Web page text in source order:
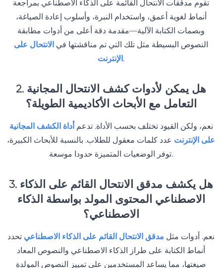
تقوم مدققات الانتحال القائمة على الذكاء الاصطناعي بمراجعة
أنماط لغوية أعمق، واستخدام النبرة، وأسلوب إعادة الصياغة،
وبصمات الكتابة الآلية—مقدمة دقة أعلى من أدوات مطابقة
النصوص البسيطة مثل تلك التي تم مناقشتها في الانتحال على
الإنترنت.
2. هل يمكن لأدوات كشف الانتحال المجانية
التعامل مع الأبحاث الأكاديمية الطويلة؟
نعم، ولكن القيود تختلف بحسب الأداة. تدعم أداة الكشف المجانية
على الإنترنت عدد كلمات معقول للطلاب. بالنسبة للأبحاث الكبيرة،
توفر الوضعيات المتميزة حدودا موسعة.
3. هل يكشف مدقق الانتحال القائم على الذكاء
الاصطناعي المحتوى المولد بواسطة الذكاء
الاصطناعي؟
نعم. أدوات مثل مدقق الانتحال القائم على الذكاء الاصطناعي تحدد
أنماط الكتابة على طراز الذكاء الاصطناعي والنصوص المعاد
صيغتها، مما يساعد المستخدمين على تمييز النصوص المولدة